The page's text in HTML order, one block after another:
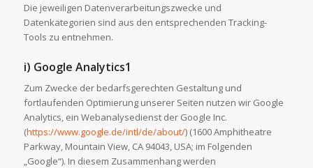
Die jeweiligen Datenverarbeitungszwecke und
Datenkategorien sind aus den entsprechenden Tracking-
Tools zu entnehmen.
i) Google Analytics1
Zum Zwecke der bedarfsgerechten Gestaltung und
fortlaufenden Optimierung unserer Seiten nutzen wir Google
Analytics, ein Webanalysedienst der Google Inc.
(https://www.google.de/intl/de/about/) (1600 Amphitheatre
Parkway, Mountain View, CA 94043, USA; im Folgenden
„Google“). In diesem Zusammenhang werden